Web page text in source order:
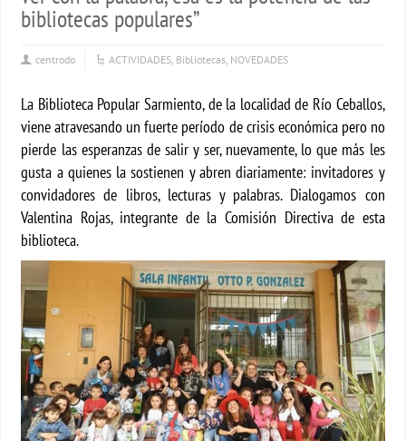
bibliotecas populares”
centrodo ACTIVIDADES, Bibliotecas, NOVEDADES
La Biblioteca Popular Sarmiento, de la localidad de Río Ceballos,
viene atravesando un fuerte período de crisis económica pero no
pierde las esperanzas de salir y ser, nuevamente, lo que más les
gusta a quienes la sostienen y abren diariamente: invitadores y
convidadores de libros, lecturas y palabras. Dialogamos con
Valentina Rojas, integrante de la Comisión Directiva de esta
biblioteca.